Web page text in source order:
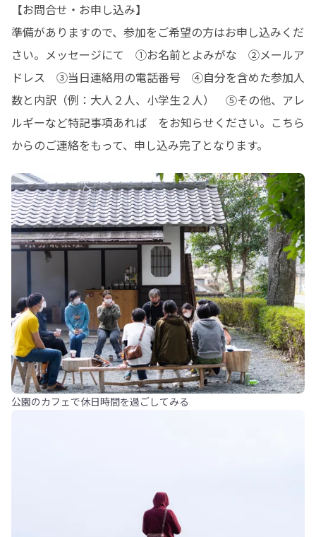
【お問合せ・お申し込み】
準備がありますので、参加をご希望の方はお申し込みくだ
さい。メッセージにて　①お名前とよみがな　②メールア
ドレス　③当日連絡用の電話番号　④自分を含めた参加人
数と内訳（例：大人２人、小学生２人）　⑤その他、アレ
ルギーなど特記事項あれば　をお知らせください。こちら
からのご連絡をもって、申し込み完了となります。
公園のカフェで休日時間を過ごしてみる